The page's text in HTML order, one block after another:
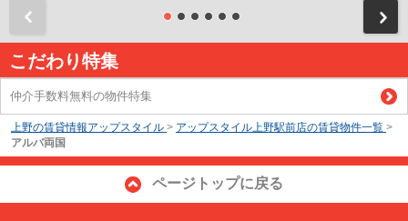
こだわり特集
仲介手数料無料の物件特集
上野の賃貸情報アップスタイル > アップスタイル上野駅前店の賃貸物件一覧 >
アルバ両国
ページトップに戻る